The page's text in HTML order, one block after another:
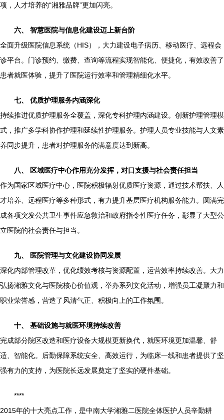
项，人才培养的“湘雅品牌”更加闪亮。
六、 智慧医院与信息化建设迈上新台阶
全面升级医院信息系统（HIS），大力建设电子病历、移动医疗、远程会
诊平台。门诊预约、缴费、查询等流程实现智能化、便捷化，有效改善了
患者就医体验，提升了医院运行效率和管理精细化水平。
七、 优质护理服务内涵深化
持续推进优质护理服务全覆盖，深化专科护理内涵建设。创新护理管理模
式，推广多学科协作护理和延续性护理服务。护理人员专业技能与人文素
养同步提升，患者对护理服务的满意度达到新高。
八、 区域医疗中心作用充分发挥，对口支援与社会责任担当
作为国家区域医疗中心，医院积极辐射优质医疗资源，通过技术帮扶、人
才培养、远程医疗等多种形式，有力提升基层医疗机构服务能力。圆满完
成各项突发公共卫生事件应急救治和政府指令性医疗任务，彰显了大型公
立医院的社会责任与担当。
九、 医院管理与文化建设协同发展
深化内部管理改革，优化绩效考核与资源配置，运营效率持续改善。大力
弘扬湘雅文化与医院核心价值观，举办系列文化活动，增强员工凝聚力和
职业荣誉感，营造了风清气正、积极向上的工作氛围。
十、 基础设施与就医环境持续改善
完成部分院区改造和医疗设备大规模更新换代，就医环境更加温馨、舒
适、智能化。后勤保障系统安全、高效运行，为临床一线和患者提供了坚
强有力的支持，为医院长远发展奠定了坚实的硬件基础。
****
2015年的十大亮点工作，是中南大学湘雅二医院全体医护人员辛勤耕